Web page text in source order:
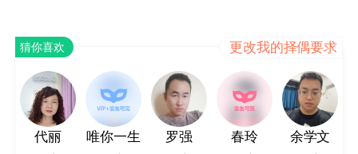
猜你喜欢 更改我的择偶要求
代丽 唯你一生 罗强 春玲 余学文